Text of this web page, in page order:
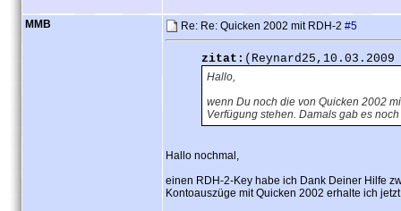
MMB Re: Re: Quicken 2002 mit RDH-2 #5
zitat:
Hallo,
wenn Du noch die von Quicken 2002
Verfügung stehen. Damals gab es
Hallo nochmal,
einen RDH-2-Key habe ich Dank Deiner Hilfe
Kontoauszüge mit Quicken 2002 erhalte ich